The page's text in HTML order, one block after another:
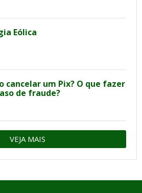
Eólica
cancelar um Pix? O que fazer
de fraude?
VEJA MAIS